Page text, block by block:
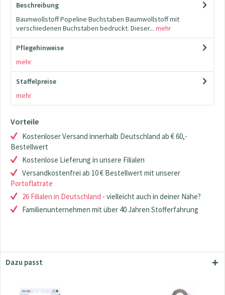
Beschreibung
Baumwollstoff Popeline Buchstaben Baumwollstoff mit
verschiedenen Buchstaben bedruckt. Dieser... mehr
Pflegehinweise
mehr
Staffelpreise
mehr
Vorteile
Kostenloser Versand innerhalb Deutschland ab € 60,-
Bestellwert
Kostenlose Lieferung in unsere Filialen
Versandkostenfrei ab 10 € Bestellwert mit unserer
Portoflatrate
26 Filialen in Deutschland - vielleicht auch in deiner Nähe?
Familienunternehmen mit über 40 Jahren Stofferfahrung
Dazu passt